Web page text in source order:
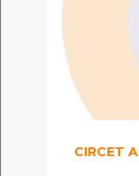
CIRCET